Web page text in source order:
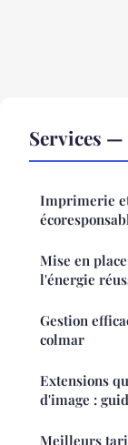
Services
Imprimerie
Mise en
l'énergie
Gestion
colmar
Extensions
d'image :
Meilleurs